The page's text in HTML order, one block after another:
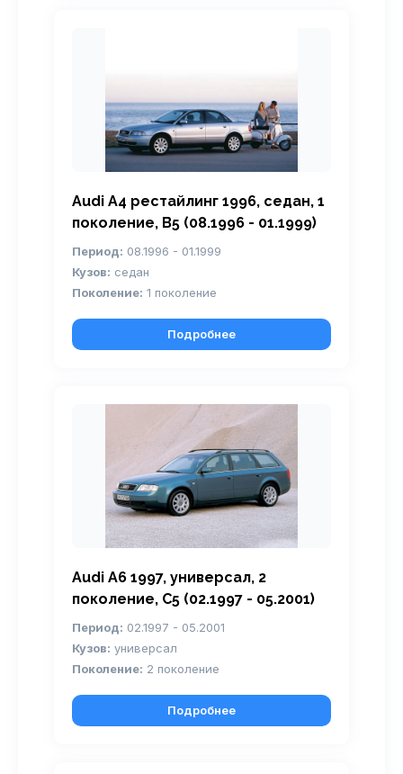
Audi A4 рестайлинг 1996, седан, 1
поколение, B5 (08.1996 - 01.1999)
Период: 08.1996 - 01.1999
Кузов: седан
Поколение: 1 поколение
Подробнее
Audi A6 1997, универсал, 2
поколение, С5 (02.1997 - 05.2001)
Период: 02.1997 - 05.2001
Кузов: универсал
Поколение: 2 поколение
Подробнее